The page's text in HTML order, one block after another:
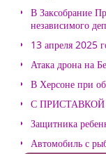
В Заксобрание
независимого
13 апреля 2025
Атака дрона на
В Херсоне при
С
Защитника
Автомобиль с